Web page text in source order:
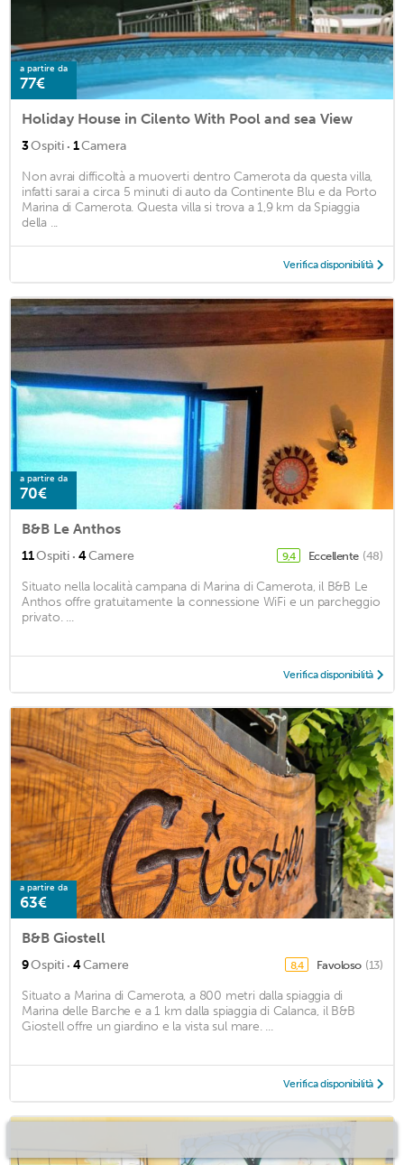
a partire da
77€
Holiday House in Cilento With Pool and sea View
3Ospiti · 1Camera
Non avrai difficoltà a muoverti dentro Camerota da questa villa,
infatti sarai a circa 5 minuti di auto da Continente Blu e da Porto
Marina di Camerota. Questa villa si trova a 1,9 km da Spiaggia
della ...
Verifica disponibilità
a partire da
70€
B&B Le Anthos
11Ospiti · 4Camere 9,4 Eccellente (48)
Situato nella località campana di Marina di Camerota, il B&B Le
Anthos offre gratuitamente la connessione WiFi e un parcheggio
privato. ...
Verifica disponibilità
a partire da
63€
B&B Giostell
9Ospiti · 4Camere 8,4 Favoloso (13)
Situato a Marina di Camerota, a 800 metri dalla spiaggia di
Marina delle Barche e a 1 km dalla spiaggia di Calanca, il B&B
Giostell offre un giardino e la vista sul mare. ...
Verifica disponibilità